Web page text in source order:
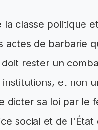
classe politique
actes de barbarie
rester un
et non
dicter sa loi par le
social et de l'État